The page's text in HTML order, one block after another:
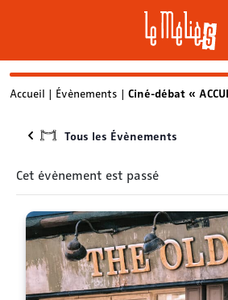
Skip
content
Accueil | Évènements | Ciné-débat «
Tous les Évènements
Cet évènement est passé